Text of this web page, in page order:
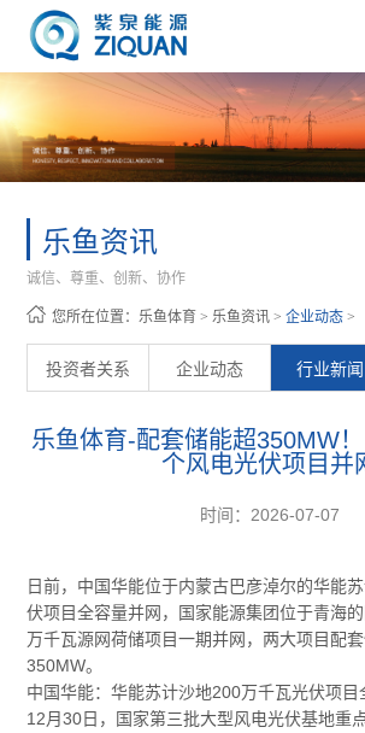
乐鱼资讯
诚信、尊重、创新、协作
您所在位置：乐鱼体育 >乐鱼资讯 >企业动态 >
投资者关系 企业动态 行业新闻
乐鱼体育-配套储能超350MW
个风电光伏项目并
时间：2026-07-07
日前，中国华能位于内蒙古巴彦淖尔的华能
伏项目全容量并网，国家能源集团位于青海
万千瓦源网荷储项目一期并网，两大项目配
350MW。
中国华能：华能苏计沙地200万千瓦光伏项目
12月30日，国家第三批大型风电光伏基地